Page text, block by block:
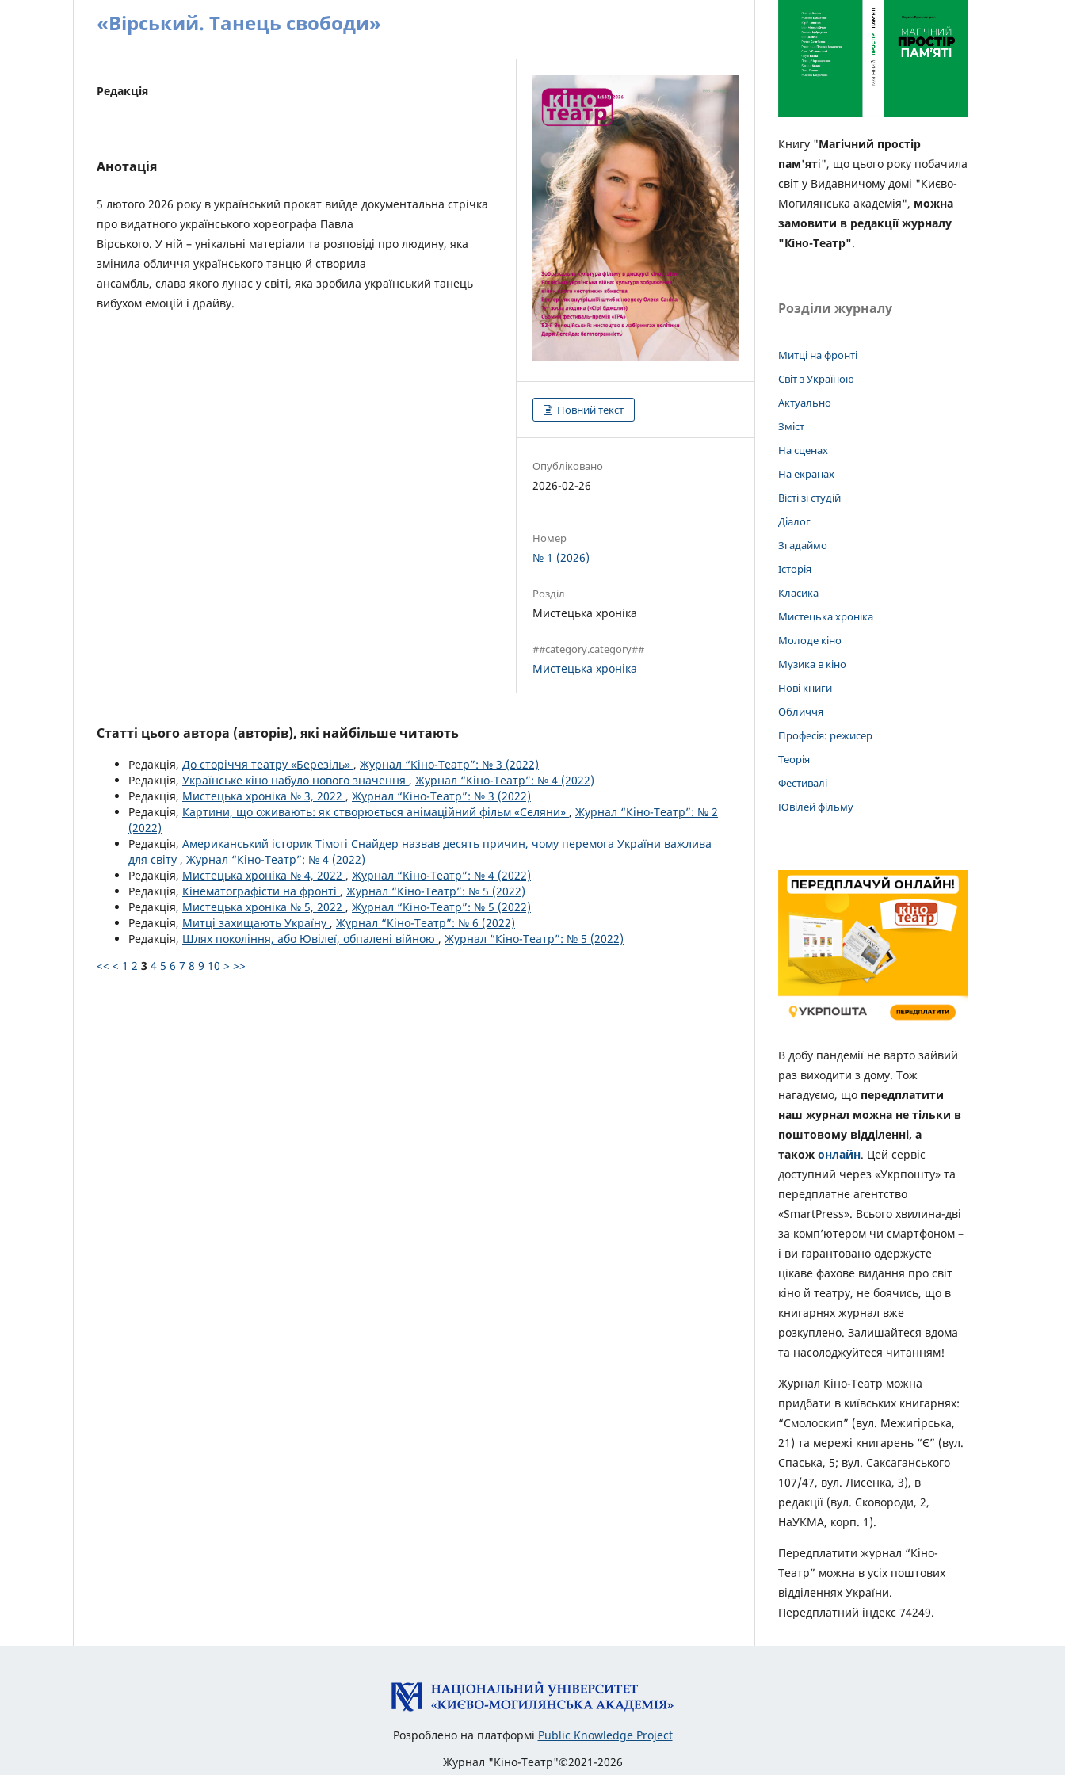
«Вірський. Танець свободи»
Редакція
Анотація
5 лютого 2026 року в український прокат вийде документальна стрічка
про видатного українського хореографа Павла
Вірського. У ній – унікальні матеріали та розповіді про людину, яка
змінила обличчя українського танцю й створила
ансамбль, слава якого лунає у світі, яка зробила український танець
вибухом емоцій і драйву.
Повний текст
Опубліковано
2026-02-26
Номер
№ 1 (2026)
Розділ
Мистецька хроніка
##category.category##
Мистецька хроніка
Статті цього автора (авторів), які найбільше читають
Редакція, До сторіччя театру «Березіль» , Журнал “Кіно-Театр”: № 3 (2022)
Редакція, Українське кіно набуло нового значення , Журнал “Кіно-Театр”: № 4 (2022)
Редакція, Мистецька хроніка № 3, 2022 , Журнал “Кіно-Театр”: № 3 (2022)
Редакція, Картини, що оживають: як створюється анімаційний фільм «Селяни» , Журнал “Кіно-Театр”: № 2
(2022)
Редакція, Американський історик Тімоті Снайдер назвав десять причин, чому перемога України важлива
для світу , Журнал “Кіно-Театр”: № 4 (2022)
Редакція, Мистецька хроніка № 4, 2022 , Журнал “Кіно-Театр”: № 4 (2022)
Редакція, Кінематографісти на фронті , Журнал “Кіно-Театр”: № 5 (2022)
Редакція, Мистецька хроніка № 5, 2022 , Журнал “Кіно-Театр”: № 5 (2022)
Редакція, Митці захищають Україну , Журнал “Кіно-Театр”: № 6 (2022)
Редакція, Шлях покоління, або Ювілеї, обпалені війною , Журнал “Кіно-Театр”: № 5 (2022)
<< < 1 2 3 4 5 6 7 8 9 10 > >>
Книгу "Магічний простір
пам'яті", що цього року побачила
світ у Видавничому домі "Києво-
Могилянська академія", можна
замовити в редакції журналу
"Кіно-Театр".
Розділи журналу
Митці на фронті
Світ з Україною
Актуально
Зміст
На сценах
На екранах
Вісті зі студій
Діалог
Згадаймо
Історія
Класика
Мистецька хроніка
Молоде кіно
Музика в кіно
Нові книги
Обличчя
Професія: режисер
Теорія
Фестивалі
Ювілей фільму
В добу пандемії не варто зайвий
раз виходити з дому. Тож
нагадуємо, що передплатити
наш журнал можна не тільки в
поштовому відділенні, а
також онлайн. Цей сервіс
доступний через «Укрпошту» та
передплатне агентство
«SmartPress». Всього хвилина-дві
за комп’ютером чи смартфоном –
і ви гарантовано одержуєте
цікаве фахове видання про світ
кіно й театру, не боячись, що в
книгарнях журнал вже
розкуплено. Залишайтеся вдома
та насолоджуйтеся читанням!
Журнал Кіно-Театр можна
придбати в київських книгарнях:
“Смолоскип” (вул. Межигірська,
21) та мережі книгарень “Є” (вул.
Спаська, 5; вул. Саксаганського
107/47, вул. Лисенка, 3), в
редакції (вул. Сковороди, 2,
НаУКМА, корп. 1).
Передплатити журнал “Кіно-
Театр” можна в усіх поштових
відділеннях України.
Передплатний індекс 74249.
Розроблено на платформі Public Knowledge Project
Журнал "Кіно-Театр"©2021-2026